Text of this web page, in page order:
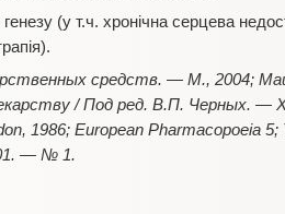
(у т.ч. хронічна серцева
средств. — М., 2004;
/ Под ред. В.П. Черных. —
1986; European Pharmacopoeia
— № 1.